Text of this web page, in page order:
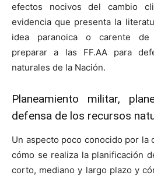
efectos nocivos del cambio
evidencia que presenta la
idea paranoica o carente de
preparar a las FF.AA para
naturales de la Nación.
Planeamiento militar,
defensa de los recursos
Un aspecto poco conocido por la
cómo se realiza la planificación
corto, mediano y largo plazo y